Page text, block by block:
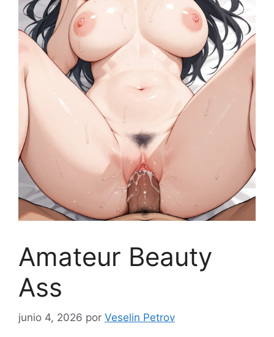
Amateur Beauty
Ass
junio 4, 2026 por Veselin Petrov